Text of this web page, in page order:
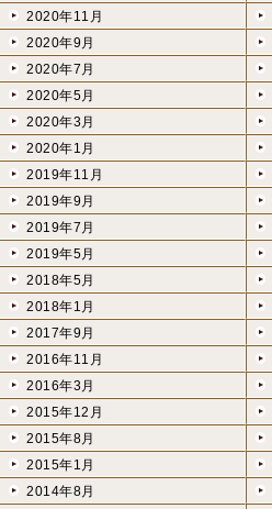
2020年11月
2020年9月
2020年7月
2020年5月
2020年3月
2020年1月
2019年11月
2019年9月
2019年7月
2019年5月
2018年5月
2018年1月
2017年9月
2016年11月
2016年3月
2015年12月
2015年8月
2015年1月
2014年8月